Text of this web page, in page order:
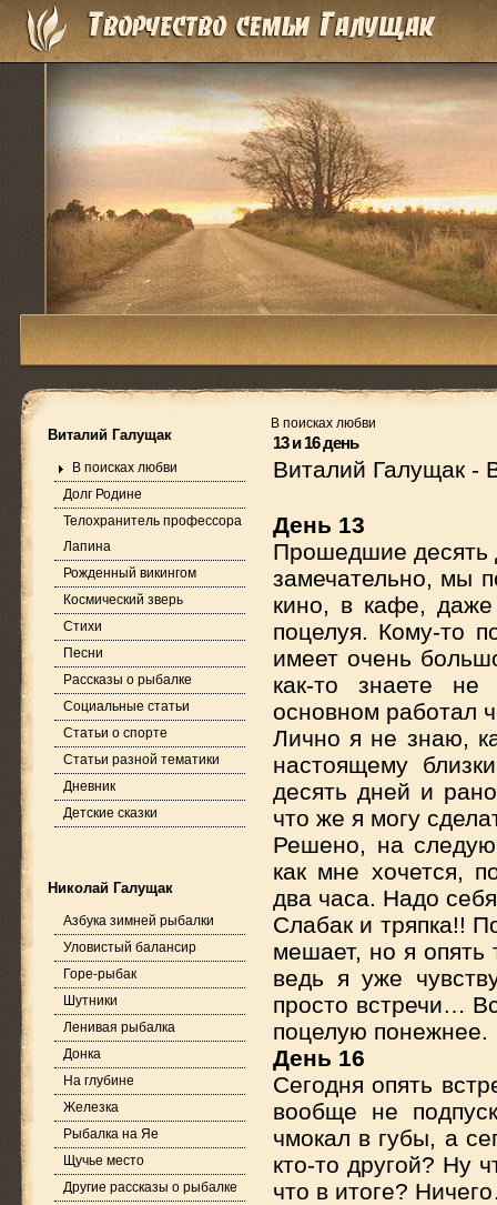
Виталий Галущак
В поисках любви
Долг Родине
Телохранитель профессора
Лапина
Рожденный викингом
Космический зверь
Стихи
Песни
Рассказы о рыбалке
Социальные статьи
Статьи о спорте
Статьи разной тематики
Дневник
Детские сказки
Николай Галущак
Азбука зимней рыбалки
Уловистый балансир
Горе-рыбак
Шутники
Ленивая рыбалка
Донка
На глубине
Железка
Рыбалка на Яе
Щучье место
Другие рассказы о рыбалке
В поисках любви
13 и 16 день
Виталий Галущак -
День 13
Прошедшие десять
замечательно, мы
кино, в кафе,
поцелуя. Кому-то
имеет очень
как-то знаете
основном работал
Лично я не знаю,
настоящему
десять дней и
что же я могу
Решено, на
как мне хочется,
два часа. Надо
Слабак и тряпка!!
мешает, но я опять
ведь я уже
просто встречи…
поцелую понежнее.
День 16
Сегодня опять
вообще не
чмокал в губы, а
кто-то другой? Ну
что в итоге?